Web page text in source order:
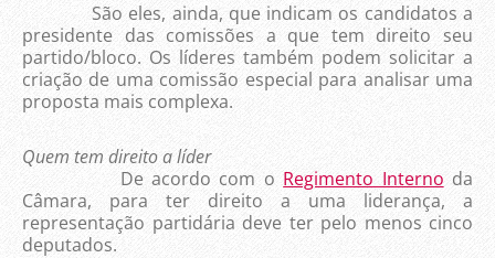
São eles, ainda, que indicam os candidatos a
presidente das comissões a que tem direito seu
partido/bloco. Os líderes também podem solicitar a
criação de uma comissão especial para analisar uma
proposta mais complexa.
Quem tem direito a líder
De acordo com o Regimento Interno da
Câmara, para ter direito a uma liderança, a
representação partidária deve ter pelo menos cinco
deputados.